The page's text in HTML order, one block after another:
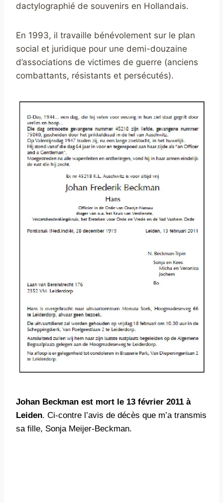
dactylographié de souvenirs en Hollandais.
En 1993, il travaille bénévolement sur le plan
social et juridique pour une demi-douzaine
d’associations de victimes de guerre (anciens
combattants, résistants et persécutés).
Johan Beckman est mort le 13 février 2011 à
Leiden. Ci-contre l’avis de décès que m’a transmis
sa fille, Sonja Meijer-Beckman.